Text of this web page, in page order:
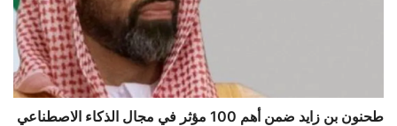
طحنون بن زايد ضمن أهم 100 مؤثر في مجال الذكاء الاصطناعي